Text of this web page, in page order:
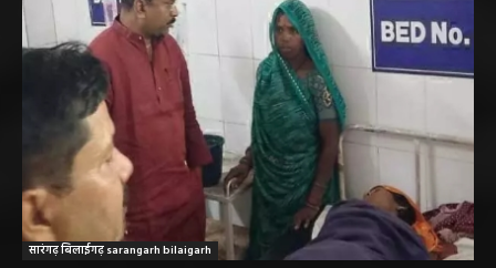
सारंगढ़ बिलाईगढ़ sarangarh bilaigarh